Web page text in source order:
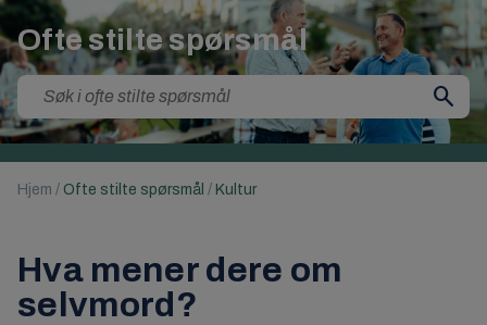
Ofte stilte spørsmål
Search
for:
Hjem / Ofte stilte spørsmål / Kultur
Hva mener dere om
selvmord?